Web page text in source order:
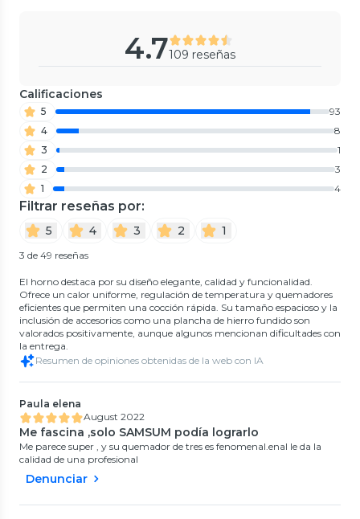
4.7109 reseñas
Calificaciones
5
93
4
8
3
1
2
3
1
4
Filtrar reseñas por:
5 4 3 2 1
3 de 49 reseñas
El horno destaca por su diseño elegante, calidad y funcionalidad.
Ofrece un calor uniforme, regulación de temperatura y quemadores
eficientes que permiten una cocción rápida. Su tamaño espacioso y la
inclusión de accesorios como una plancha de hierro fundido son
valorados positivamente, aunque algunos mencionan dificultades con
la entrega.
Resumen de opiniones obtenidas de la web con IA
Paula elena
August 2022
Me fascina ,solo SAMSUM podía lograrlo
Me parece super , y su quemador de tres es fenomenal.enal le da la
calidad de una profesional
Denunciar